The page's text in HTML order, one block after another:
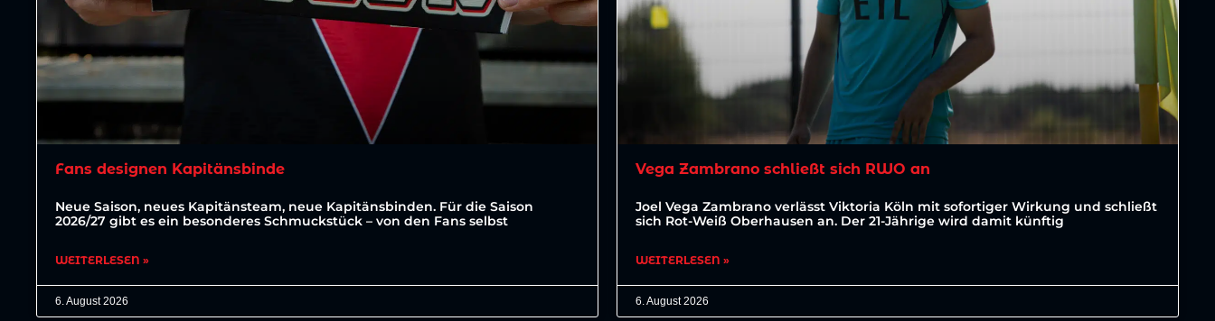
Fans designen Kapitänsbinde
Neue Saison, neues Kapitänsteam, neue Kapitänsbinden. Für die Saison
2026/27 gibt es ein besonderes Schmuckstück – von den Fans selbst
WEITERLESEN »
6. August 2026
Vega Zambrano schließt sich RWO an
Joel Vega Zambrano verlässt Viktoria Köln mit sofortiger Wirkung und schließt
sich Rot-Weiß Oberhausen an. Der 21-Jährige wird damit künftig
WEITERLESEN »
6. August 2026